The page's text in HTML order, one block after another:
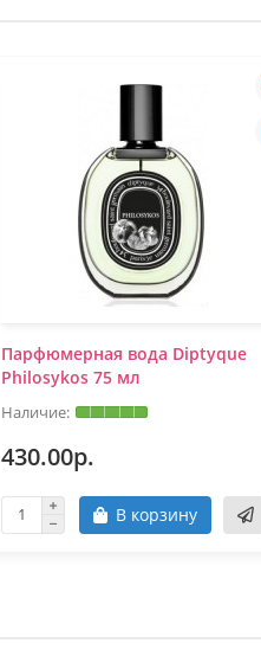
Парфюмерная вода Diptyque
Philosykos 75 мл
430.00р.
В корзину